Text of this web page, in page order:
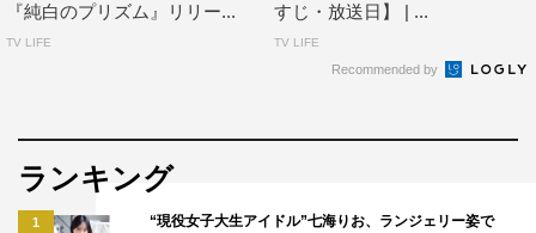
『純白のプリズム』リリー...
TV LIFE
すじ・放送日】 | ...
TV LIFE
Recommended by
ランキング
1
“現役女子大生アイドル”七海りお、ランジェリー姿で